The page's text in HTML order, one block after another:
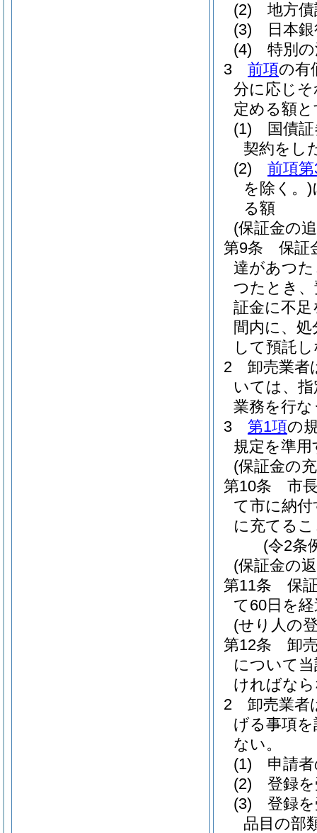
(2)
地方
(3)
日本
(4)
特別
3
前項の有
分に応じ
定める額
(1)
国債
契約をし
(2)
前項
を除く。)
る額
(保証金の
第9条
保証
達があつ
つたとき
証金に不
間内に、
して預託
2
卸売業者
いては、
業務を行
3
第1項の
規定を準用
(保証金の
第10条
市
て市に納
に充てる
(令2条
(保証金の
第11条
保
て60日を
(せり人の
第12条
卸
について
ければな
2
卸売業者
げる事項
ない。
(1)
申請
(2)
登録
(3)
登録
品目の部